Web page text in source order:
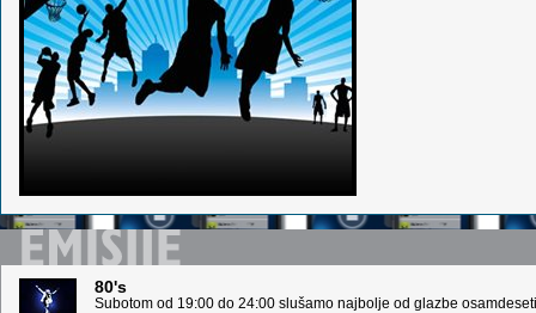
80's
Subotom od 19:00 do 24:00 slušamo najbolje od glazbe